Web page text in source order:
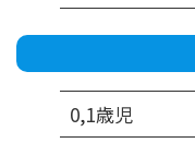
0,1歳児